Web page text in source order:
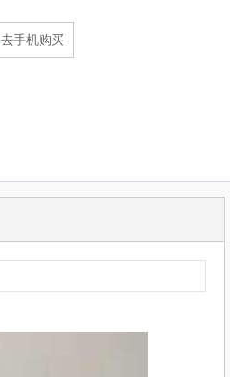
去手机购买